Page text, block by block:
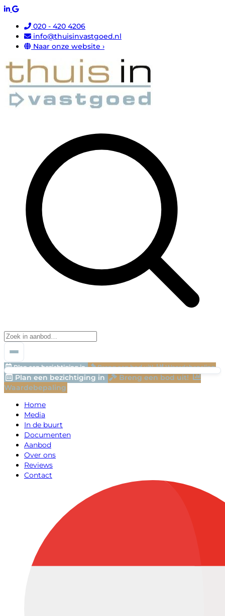
020 - 420 4206
info@thuisinvastgoed.nl
Naar onze website ›
Plan een bezichtiging in Breng een bod uit! Waardebepaling
Plan een bezichtiging in
Breng een bod uit!
Waardebepaling
Home
Media
In de buurt
Documenten
Aanbod
Over ons
Reviews
Contact